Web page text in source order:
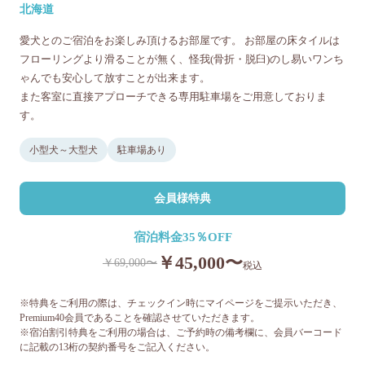
北海道
愛犬とのご宿泊をお楽しみ頂けるお部屋です。 お部屋の床タイルは
フローリングより滑ることが無く、怪我(骨折・脱臼)のし易いワンち
ゃんでも安心して放すことが出来ます。
また客室に直接アプローチできる専用駐車場をご用意しておりま
す。
小型犬～大型犬 駐車場あり
会員様特典
宿泊料金35％OFF
￥69,000〜 ￥45,000〜税込
※特典をご利用の際は、チェックイン時にマイページをご提示いただき、
Premium40会員であることを確認させていただきます。
※宿泊割引特典をご利用の場合は、ご予約時の備考欄に、会員バーコード
に記載の13桁の契約番号をご記入ください。